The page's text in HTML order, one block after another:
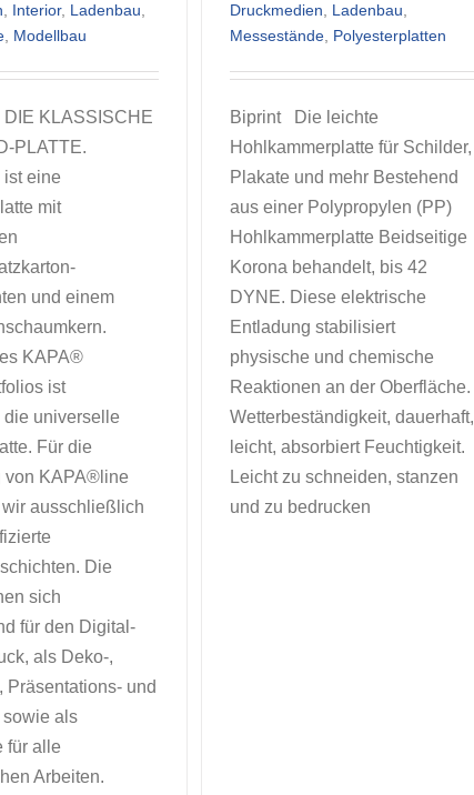
, Interior, Ladenbau,
, Modellbau
KLASSISCHE
PLATTE.
eine
mit
und einem
KAPA®
ist
universelle
Für die
von KAPA®line
ausschließlich
Die
sich
für den Digital-
als Deko-,
Präsentations- und
sowie als
für alle
Arbeiten.
Druckmedien, Ladenbau,
Messestände, Polyesterplatten
Biprint Die leichte
Hohlkammerplatte für Schilder,
Plakate und mehr Bestehend
aus einer Polypropylen (PP)
Hohlkammerplatte Beidseitige
Korona behandelt, bis 42
DYNE. Diese elektrische
Entladung stabilisiert
physische und chemische
Reaktionen an der Oberfläche.
Wetterbeständigkeit, dauerhaft,
leicht, absorbiert Feuchtigkeit.
Leicht zu schneiden, stanzen
und zu bedrucken